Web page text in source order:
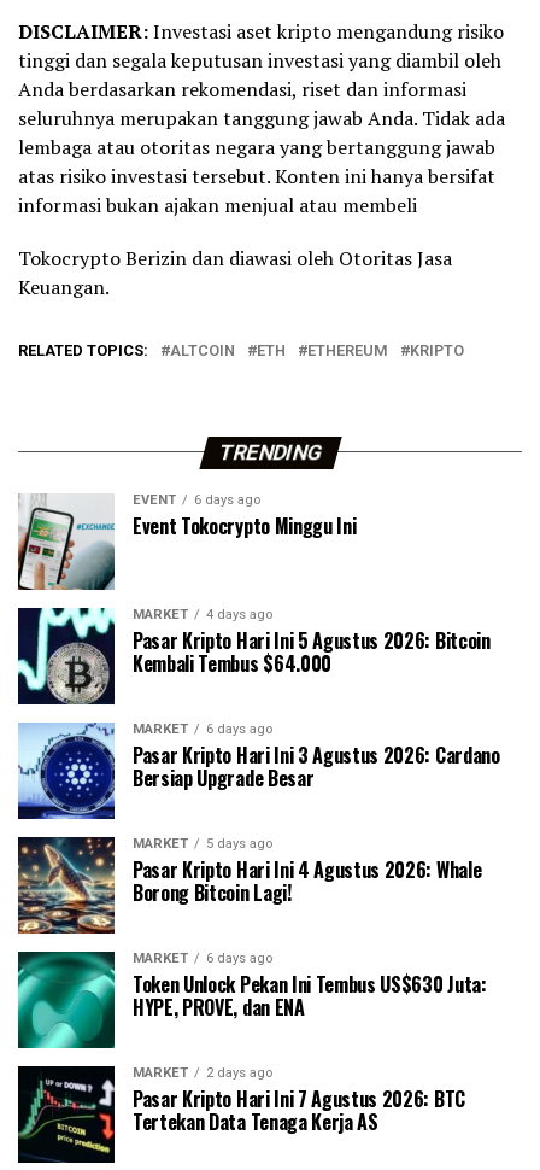
DISCLAIMER:Investasi aset kripto mengandung risiko
tinggi dan segala keputusan investasi yang diambil oleh
Anda berdasarkan rekomendasi, riset dan informasi
seluruhnya merupakan tanggung jawab Anda. Tidak ada
lembaga atau otoritas negara yang bertanggung jawab
atas risiko investasi tersebut. Konten ini hanya bersifat
informasi bukan ajakan menjual atau membeli
Tokocrypto Berizin dan diawasi oleh Otoritas Jasa
Keuangan.
RELATED TOPICS: ALTCOIN ETH ETHEREUM KRIPTO
TRENDING
EVENT 6 days ago
Event Tokocrypto Minggu Ini
MARKET 4 days ago
Pasar Kripto Hari Ini 5 Agustus 2026: Bitcoin
Kembali Tembus $64.000
MARKET 6 days ago
Pasar Kripto Hari Ini 3 Agustus 2026: Cardano
Bersiap Upgrade Besar
MARKET 5 days ago
Pasar Kripto Hari Ini 4 Agustus 2026: Whale
Borong Bitcoin Lagi!
MARKET 6 days ago
Token Unlock Pekan Ini Tembus US$630 Juta:
HYPE, PROVE, dan ENA
MARKET 2 days ago
Pasar Kripto Hari Ini 7 Agustus 2026: BTC
Tertekan Data Tenaga Kerja AS